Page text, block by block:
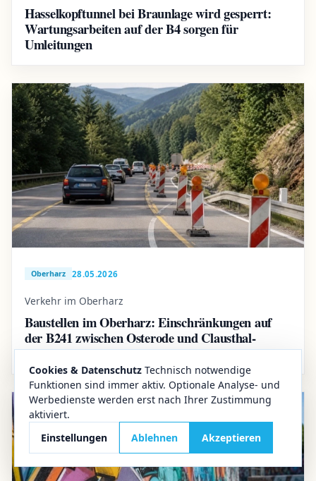
Cookies & Datenschutz Technisch notwendige
Funktionen sind immer aktiv. Optionale Analyse- und
Werbedienste werden erst nach Ihrer Zustimmung
aktiviert.
Einstellungen
Ablehnen Akzeptieren
Hasselkopftunnel bei Braunlage wird gesperrt:
Wartungsarbeiten auf der B4 sorgen für
Umleitungen
Oberharz 28.05.2026
Verkehr im Oberharz
Baustellen im Oberharz: Einschränkungen auf
der B241 zwischen Osterode und Clausthal-
Zellerfeld